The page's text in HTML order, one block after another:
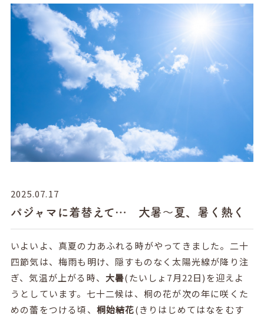
2025.07.17
パジャマに着替えて… 大暑～夏、暑く熱く
いよいよ、真夏の力あふれる時がやってきました。二十
四節気は、梅雨も明け、隠すものなく太陽光線が降り注
ぎ、気温が上がる時、 大暑(たいしょ 7月22日)を迎えよ
うとしています。七十二候は、桐の花が次の年に咲くた
めの蕾をつける頃、 桐始結花(きりはじめてはなをむす